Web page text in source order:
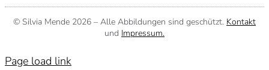
© Silvia Mende 2026 – Alle Abbildungen sind geschützt. Kontakt
und Impressum.
Page load link